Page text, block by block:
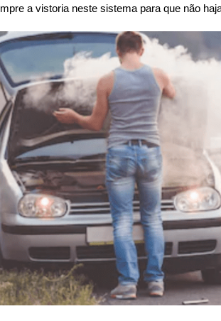
a vistoria neste sistema para que não